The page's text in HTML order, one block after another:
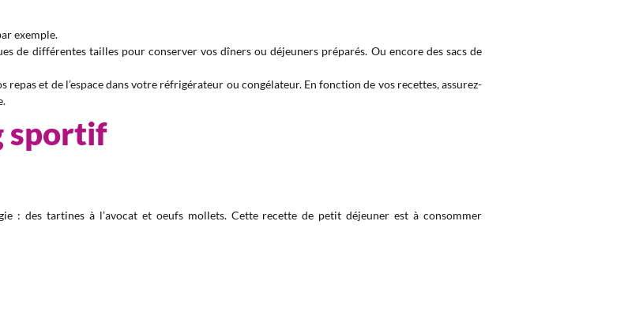
exemple.
de différentes tailles pour conserver vos dîners ou déjeuners préparés. Ou encore des sacs de
et de l’espace dans votre réfrigérateur ou congélateur. En fonction de vos recettes, assurez-
sportif
: des tartines à l’avocat et oeufs mollets. Cette recette de petit déjeuner est à consommer